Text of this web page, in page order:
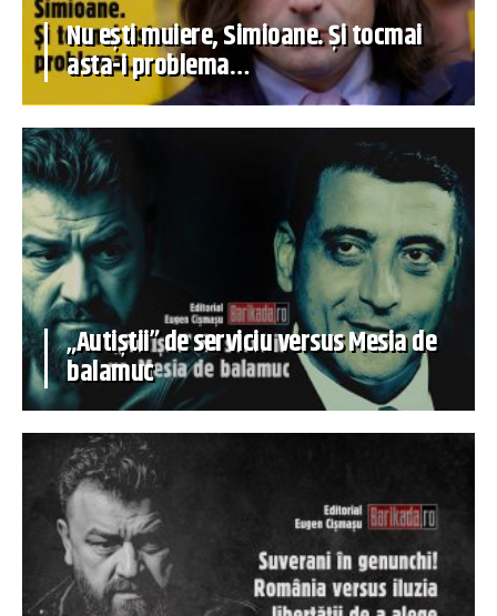
Nu ești muiere, Simioane. Și tocmai
asta-i problema…
„Autiștii” de serviciu versus Mesia de
balamuc